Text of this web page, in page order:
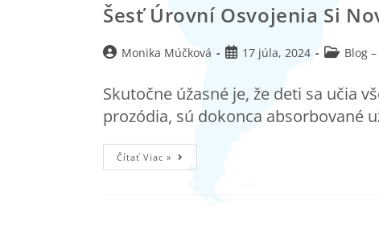
Šesť Úrovní Osvojenia Si
Monika Múčková 17 júla, 2024 Blog
Skutočne úžasné je, že deti sa učia
prozódia, sú dokonca absorbované
Čítať Viac »